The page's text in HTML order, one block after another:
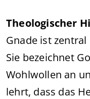
Theologischer
Gnade ist
Sie bezeichnet
Wohlwollen an
lehrt, dass das